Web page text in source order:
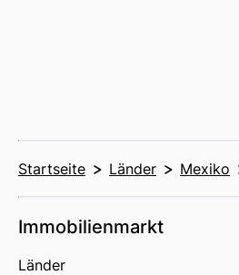
Startseite Länder Mexiko
Immobilienmarkt
Länder